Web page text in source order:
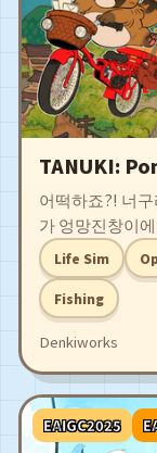
TANUKI:
어떡하죠?! 너
가 엉망진창이
끝나기 전에 신
트타임 집배원
친구를 사귀고,
요!
Life Sim
Fishing
Denkiworks
EAIGC2025